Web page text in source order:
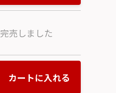
完売しました
カートに入れる